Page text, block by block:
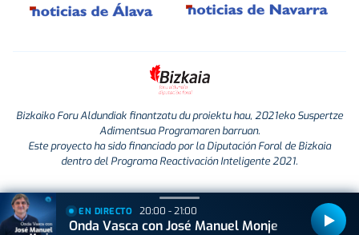
Bizkaiko Foru Aldundiak finantzatu du proiektu hau, 2021eko Suspertze
Adimentsua Programaren barruan.
Este proyecto ha sido financiado por la Diputación Foral de Bizkaia
dentro del Programa Reactivación Inteligente 2021.
EN DIRECTO 20:00 - 21:00
Onda Vasca con José Manuel Monje